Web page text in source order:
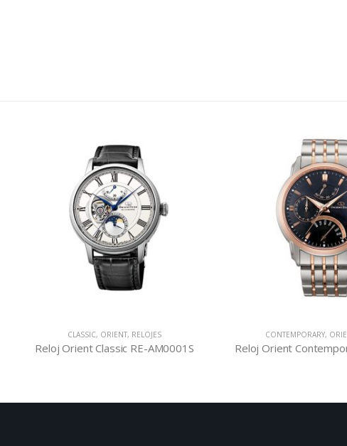
CLASSIC, ORIENT, RELOJES
Reloj Orient Classic RE-AM0001S
CONTEMPORARY,
Reloj Orient